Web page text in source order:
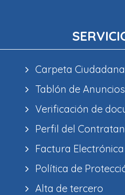
Carpeta Ciudadana
Tablón de Anuncios
Verificación de
Perfil del
Factura Electrónica
Política de
Alta de tercero